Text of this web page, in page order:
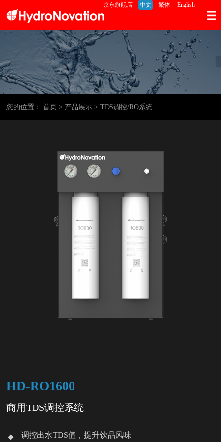
京东旗舰店 中文 繁体 English
您的位置：首页 > 产品展示 > TDS调控/RO系统
HD-RO1600
商用TDS调控系统
调控出水TDS值，提升饮品风味